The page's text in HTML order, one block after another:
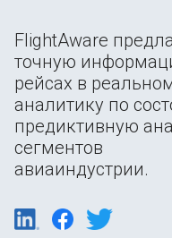
FlightAware
точную
рейсах в
аналитику по
предиктивную
сегментов
авиаиндустрии.